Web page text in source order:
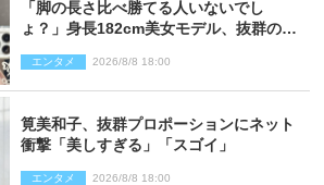
「脚の長さ比べ勝てる人いないでし
ょ？」身長182cm美女モデル、抜群のプ
エンタメ 2026/8/8 18:00
筧美和子、抜群プロポーションにネット
衝撃「美しすぎる」「スゴイ」
エンタメ 2026/8/8 18:00